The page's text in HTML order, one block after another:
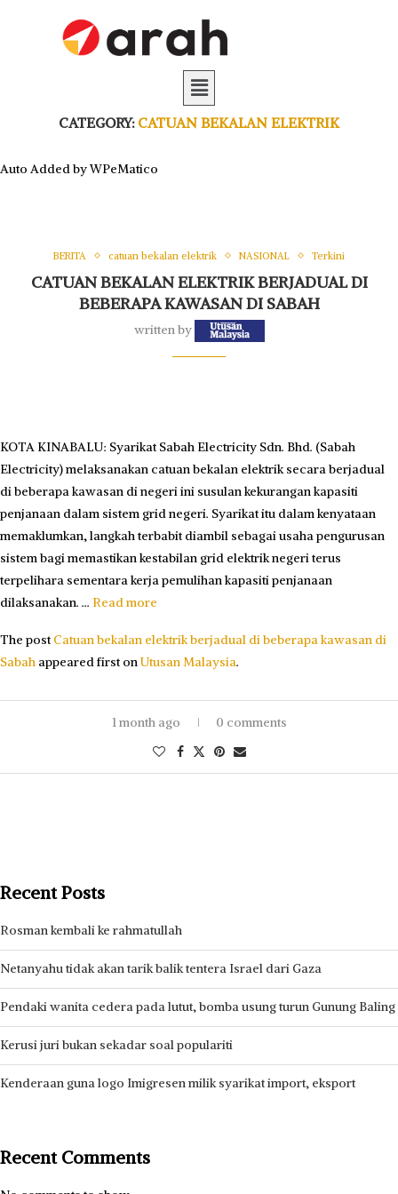
CATEGORY: CATUAN BEKALAN ELEKTRIK
Auto Added by WPeMatico
BERITA catuan bekalan elektrik NASIONAL Terkini
CATUAN BEKALAN ELEKTRIK BERJADUAL DI
BEBERAPA KAWASAN DI SABAH
written by
KOTA KINABALU: Syarikat Sabah Electricity Sdn. Bhd. (Sabah
Electricity) melaksanakan catuan bekalan elektrik secara berjadual
di beberapa kawasan di negeri ini susulan kekurangan kapasiti
penjanaan dalam sistem grid negeri. Syarikat itu dalam kenyataan
memaklumkan, langkah terbabit diambil sebagai usaha pengurusan
sistem bagi memastikan kestabilan grid elektrik negeri terus
terpelihara sementara kerja pemulihan kapasiti penjanaan
dilaksanakan. … Read more
The postCatuan bekalan elektrik berjadual di beberapa kawasan di
Sabah appeared first onUtusan Malaysia.
1 month ago 0 comments
Recent Posts
Rosman kembali ke rahmatullah
Netanyahu tidak akan tarik balik tentera Israel dari Gaza
Pendaki wanita cedera pada lutut, bomba usung turun Gunung Baling
Kerusi juri bukan sekadar soal populariti
Kenderaan guna logo Imigresen milik syarikat import, eksport
Recent Comments